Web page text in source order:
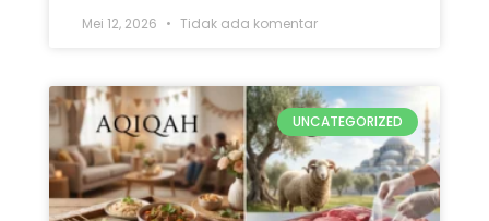
Mei 12, 2026 Tidak ada komentar
UNCATEGORIZED